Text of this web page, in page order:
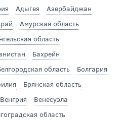
Адыгея
Азербайджан
Амурская область
область
Бахрейн
область
Болгария
Брянская область
Венгрия
Венесуэла
область